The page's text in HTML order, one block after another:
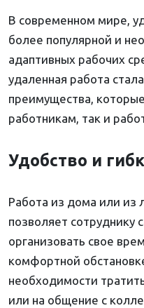
В современном мире,
более популярной и
адаптивных рабочих
удаленная работа
преимущества,
работникам, так и
Удобство и
Работа из дома или из
позволяет сотруднику
организовать свое
комфортной
необходимости
или на общение с